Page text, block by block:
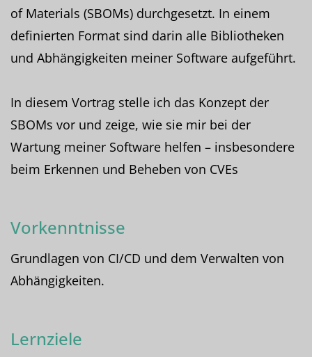
of Materials (SBOMs) durchgesetzt. In einem
definierten Format sind darin alle Bibliotheken
und Abhängigkeiten meiner Software aufgeführt.
In diesem Vortrag stelle ich das Konzept der
SBOMs vor und zeige, wie sie mir bei der
Wartung meiner Software helfen – insbesondere
beim Erkennen und Beheben von CVEs
Vorkenntnisse
Grundlagen von CI/CD und dem Verwalten von
Abhängigkeiten.
Lernziele